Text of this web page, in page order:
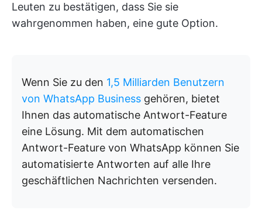
Leuten zu bestätigen, dass Sie sie
wahrgenommen haben, eine gute Option.
Wenn Sie zu den 1,5 Milliarden Benutzern
von WhatsApp Business gehören, bietet
Ihnen das automatische Antwort-Feature
eine Lösung. Mit dem automatischen
Antwort-Feature von WhatsApp können Sie
automatisierte Antworten auf alle Ihre
geschäftlichen Nachrichten versenden.